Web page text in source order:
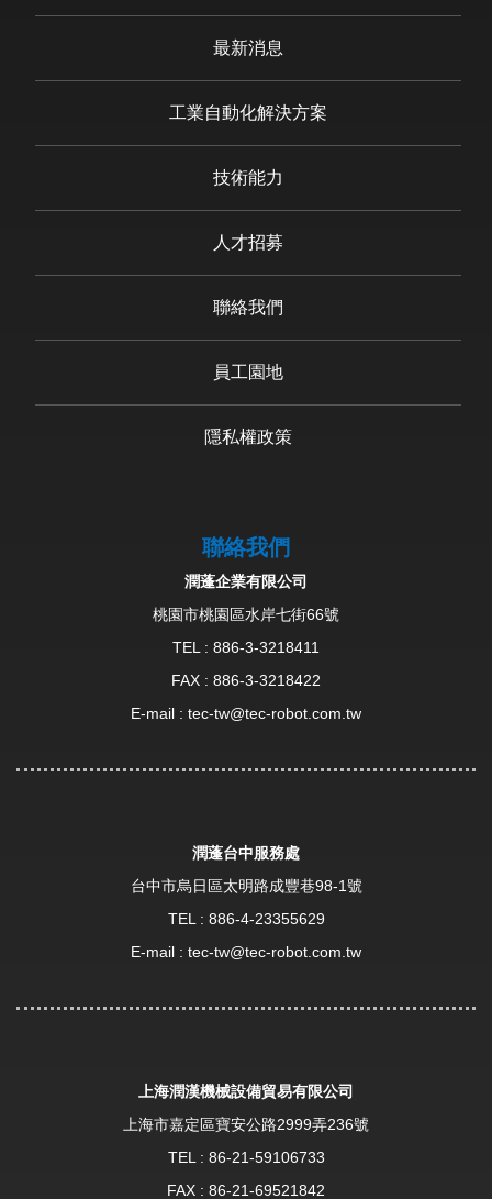
最新消息
工業自動化解決方案
技術能力
人才招募
聯絡我們
員工園地
隱私權政策
聯絡我們
潤蓬企業有限公司
桃園市桃園區水岸七街66號
TEL : 886-3-3218411
FAX : 886-3-3218422
E-mail : tec-tw@tec-robot.com.tw
潤蓬台中服務處
台中市烏日區太明路成豐巷98-1號
TEL : 886-4-23355629
E-mail : tec-tw@tec-robot.com.tw
上海潤漢機械設備貿易有限公司
上海市嘉定區寶安公路2999弄236號
TEL : 86-21-59106733
FAX : 86-21-69521842